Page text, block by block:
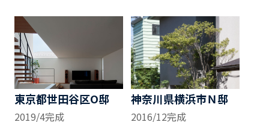
東京都世田谷区O邸
2019/4完成
神奈川県横浜市Ｎ邸
2016/12完成